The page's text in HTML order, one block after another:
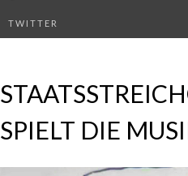
TWITTER
SPIELT DIE